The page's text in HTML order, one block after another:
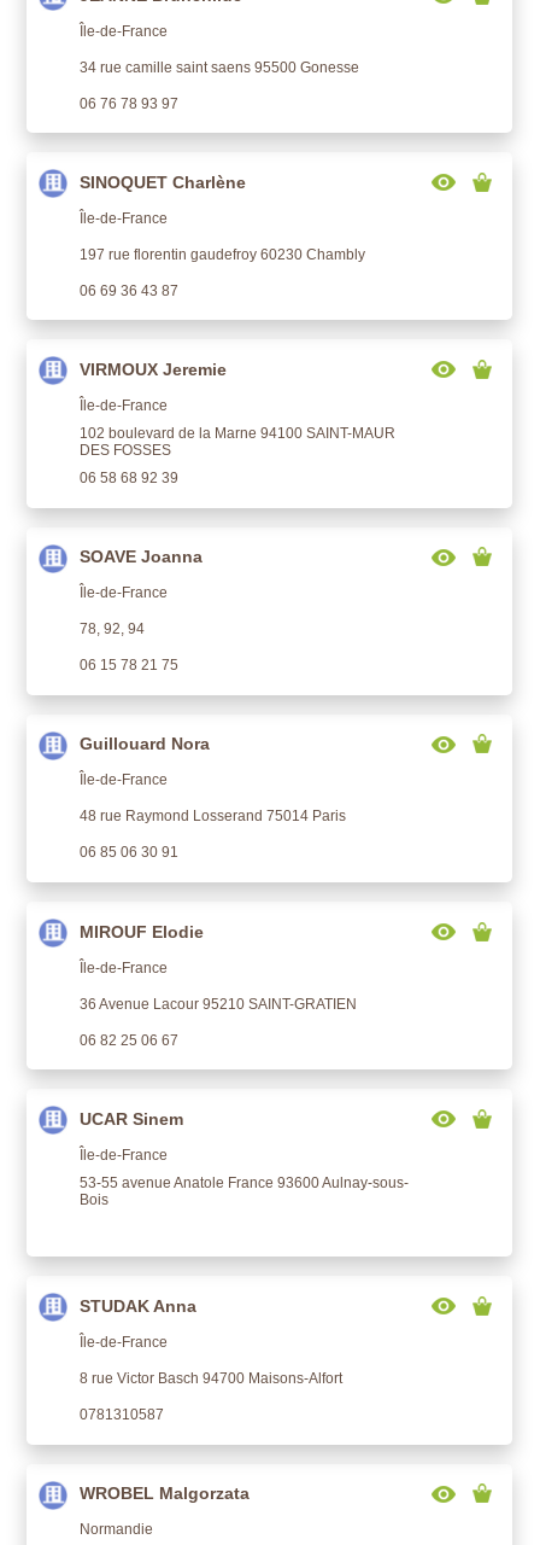
Île-de-France
34 rue camille saint saens 95500 Gonesse
06 76 78 93 97
SINOQUET Charlène
Île-de-France
197 rue florentin gaudefroy 60230 Chambly
06 69 36 43 87
VIRMOUX Jeremie
Île-de-France
102 boulevard de la Marne 94100 SAINT-MAUR
DES FOSSES
06 58 68 92 39
SOAVE Joanna
Île-de-France
78, 92, 94
06 15 78 21 75
Guillouard Nora
Île-de-France
48 rue Raymond Losserand 75014 Paris
06 85 06 30 91
MIROUF Elodie
Île-de-France
36 Avenue Lacour 95210 SAINT-GRATIEN
06 82 25 06 67
UCAR Sinem
Île-de-France
53-55 avenue Anatole France 93600 Aulnay-sous-
Bois
STUDAK Anna
Île-de-France
8 rue Victor Basch 94700 Maisons-Alfort
0781310587
WROBEL Malgorzata
Normandie